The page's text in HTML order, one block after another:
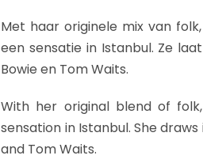
Met haar originele mix van
een sensatie in Istanbul. Ze
Bowie en Tom Waits.
With her original blend of
sensation in Istanbul. She
and Tom Waits.